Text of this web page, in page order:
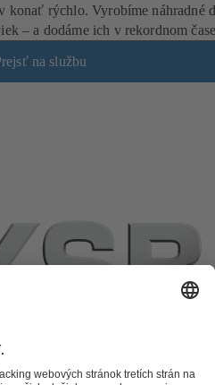
konať rýchlo. Vyrobíme náhradné
– a dodáme ich v rekordnom
na službu